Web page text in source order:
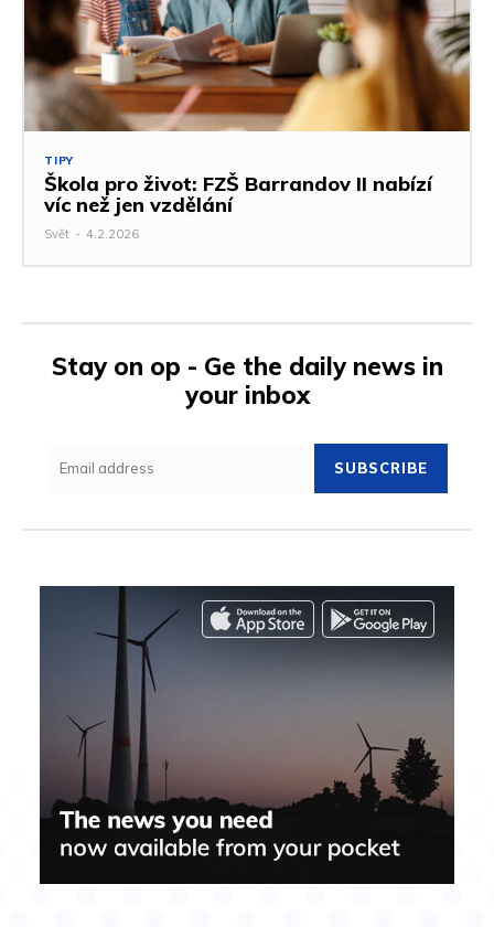
TIPY
Škola pro život: FZŠ Barrandov II nabízí
víc než jen vzdělání
Svět - 4.2.2026
Stay on op - Ge the daily news in
your inbox
SUBSCRIBE